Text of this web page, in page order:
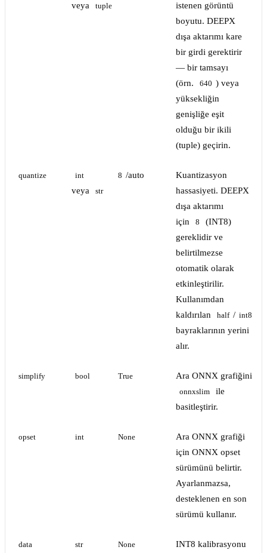
veya tuple
istenen görüntü
boyutu. DEEPX
dışa aktarımı kare
bir girdi gerektirir
— bir tamsayı
(örn.
640 ) veya
yüksekliğin
genişliğe eşit
olduğu bir ikili
(tuple) geçirin.
quantize int
veya str
8 /auto
Kuantizasyon
hassasiyeti. DEEPX
dışa aktarımı
için
8
(INT8)
gereklidir ve
belirtilmezse
otomatik olarak
etkinleştirilir.
Kullanımdan
kaldırılan
half / int8
bayraklarının yerini
alır.
simplify bool True Ara ONNX grafiğini
onnxslim
ile
basitleştirir.
opset int None
Ara ONNX grafiği
için ONNX opset
sürümünü belirtir.
Ayarlanmazsa,
desteklenen en son
sürümü kullanır.
data str None
INT8 kalibrasyonu